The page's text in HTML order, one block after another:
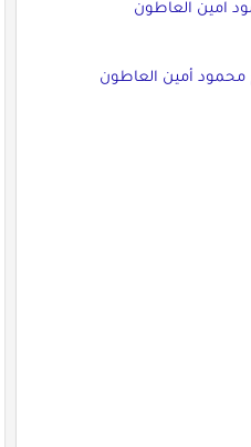
امين العاطون
محمود أمين العاطون